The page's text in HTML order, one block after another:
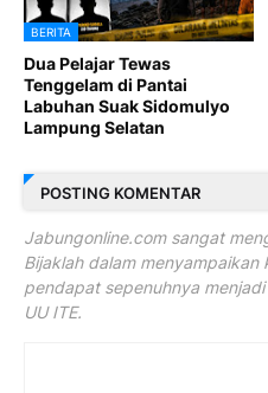
BERITA
Dua Pelajar Tewas
Tenggelam di Pantai
Labuhan Suak Sidomulyo
Lampung Selatan
POSTING KOMENTAR
Jabungonline.com sangat
Bijaklah dalam menyampaikan
pendapat sepenuhnya
UU ITE.